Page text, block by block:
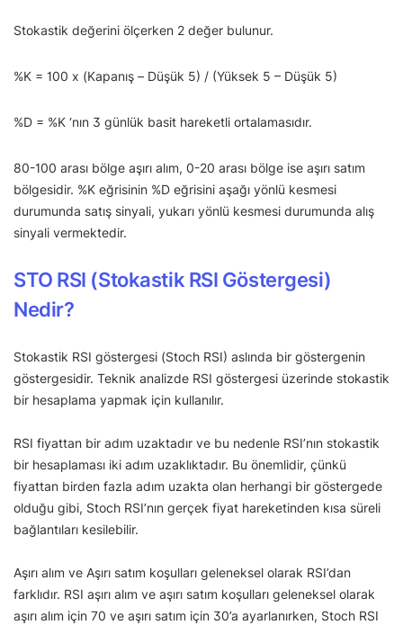
Stokastik değerini ölçerken 2 değer bulunur.
%K = 100 x (Kapanış – Düşük 5) / (Yüksek 5 – Düşük 5)
%D = %K ‘nın 3 günlük basit hareketli ortalamasıdır.
80-100 arası bölge aşırı alım, 0-20 arası bölge ise aşırı satım
bölgesidir. %K eğrisinin %D eğrisini aşağı yönlü kesmesi
durumunda satış sinyali, yukarı yönlü kesmesi durumunda alış
sinyali vermektedir.
STO RSI (Stokastik RSI Göstergesi)
Nedir?
Stokastik RSI göstergesi (Stoch RSI) aslında bir göstergenin
göstergesidir. Teknik analizde RSI göstergesi üzerinde stokastik
bir hesaplama yapmak için kullanılır.
RSI fiyattan bir adım uzaktadır ve bu nedenle RSI’nın stokastik
bir hesaplaması iki adım uzaklıktadır. Bu önemlidir, çünkü
fiyattan birden fazla adım uzakta olan herhangi bir göstergede
olduğu gibi, Stoch RSI’nın gerçek fiyat hareketinden kısa süreli
bağlantıları kesilebilir.
Aşırı alım ve Aşırı satım koşulları geleneksel olarak RSI’dan
farklıdır. RSI aşırı alım ve aşırı satım koşulları geleneksel olarak
aşırı alım için 70 ve aşırı satım için 30’a ayarlanırken, Stoch RSI